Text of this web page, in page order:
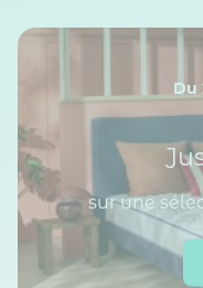
Du
sur une